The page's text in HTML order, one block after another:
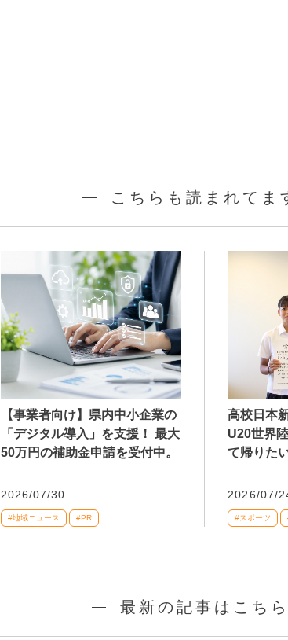
こちらも読まれてま
【事業者向け】県内中小企業の
「デジタル導入」を支援！ 最大
50万円の補助金申請を受付中。
2026/07/30
#地域ニュース #PR
高校日本
U20世界
て帰りたい
2026/07/
#スポーツ
最新の記事はこちら